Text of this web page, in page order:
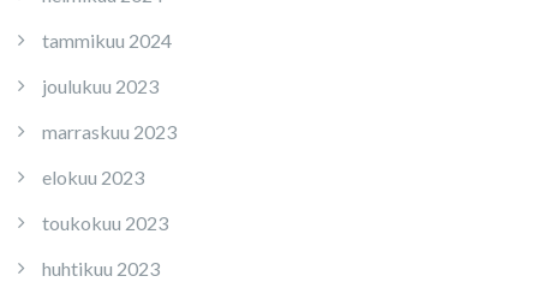
tammikuu 2024
joulukuu 2023
marraskuu 2023
elokuu 2023
toukokuu 2023
huhtikuu 2023